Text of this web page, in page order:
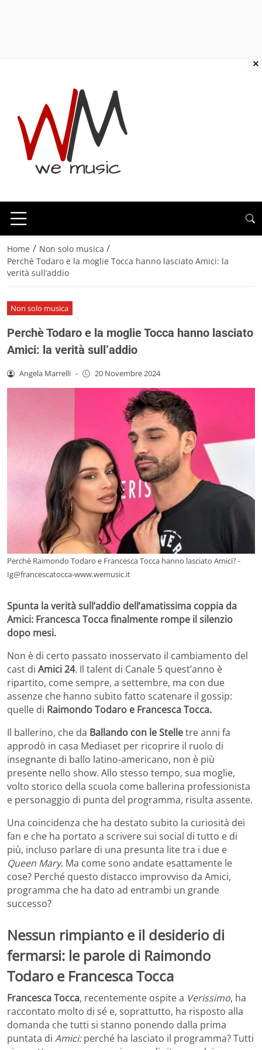
Home / Non solo musica /
Perchè Todaro e la moglie Tocca hanno lasciato Amici: la
verità sull’addio
Non solo musica
Perchè Todaro e la moglie Tocca hanno lasciato
Amici: la verità sull’addio
Angela Marrelli - 20 Novembre 2024
Perchè Raimondo Todaro e Francesca Tocca hanno lasciato Amici? -
Ig@francescatocca-www.wemusic.it
Spunta la verità sull’addio dell’amatissima coppia da
Amici: Francesca Tocca finalmente rompe il silenzio
dopo mesi.
Non è di certo passato inosservato il cambiamento del
cast di Amici 24. Il talent di Canale 5 quest’anno è
ripartito, come sempre, a settembre, ma con due
assenze che hanno subito fatto scatenare il gossip:
quelle di Raimondo Todaro e Francesca Tocca.
Il ballerino, che da Ballando con le Stelletre anni fa
approdò in casa Mediaset per ricoprire il ruolo di
insegnante di ballo latino-americano, non è più
presente nello show. Allo stesso tempo, sua moglie,
volto storico della scuola come ballerina professionista
e personaggio di punta del programma, risulta assente.
Una coincidenza che ha destato subito la curiosità dei
fan e che ha portato a scrivere sui social di tutto e di
più, incluso parlare di una presunta lite tra i due e
Queen Mary. Ma come sono andate esattamente le
cose? Perché questo distacco improvviso da Amici,
programma che ha dato ad entrambi un grande
successo?
Nessun rimpianto e il desiderio di
fermarsi: le parole di Raimondo
Todaro e Francesca Tocca
Francesca Tocca, recentemente ospite a Verissimo, ha
raccontato molto di sé e, soprattutto, ha risposto alla
domanda che tutti si stanno ponendo dalla prima
puntata di Amici:perché ha lasciato il programma? Tutti
×